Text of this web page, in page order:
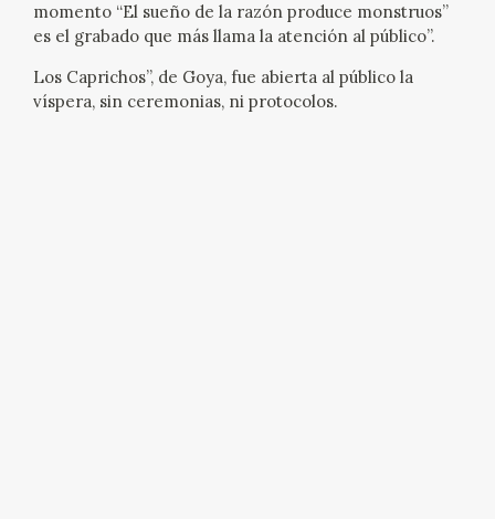
EDUCA
CEDEA
momento “El sueño de la razón produce monstruos”
es el grabado que más llama la atención al público”.
Los Caprichos”, de Goya, fue abierta al público la
víspera, sin ceremonias, ni protocolos.